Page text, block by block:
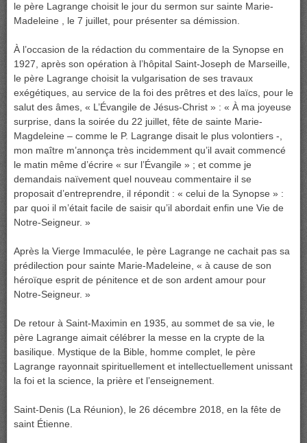
le père Lagrange choisit le jour du sermon sur sainte Marie-
Madeleine , le 7 juillet, pour présenter sa démission.
À l’occasion de la rédaction du commentaire de la Synopse en
1927, après son opération à l’hôpital Saint-Joseph de Marseille,
le père Lagrange choisit la vulgarisation de ses travaux
exégétiques, au service de la foi des prêtres et des laïcs, pour le
salut des âmes, « L’Évangile de Jésus-Christ » : « À ma joyeuse
surprise, dans la soirée du 22 juillet, fête de sainte Marie-
Magdeleine – comme le P. Lagrange disait le plus volontiers -,
mon maître m’annonça très incidemment qu’il avait commencé
le matin même d’écrire « sur l’Évangile » ; et comme je
demandais naïvement quel nouveau commentaire il se
proposait d’entreprendre, il répondit : « celui de la Synopse » :
par quoi il m’était facile de saisir qu’il abordait enfin une Vie de
Notre-Seigneur. »
Après la Vierge Immaculée, le père Lagrange ne cachait pas sa
prédilection pour sainte Marie-Madeleine, « à cause de son
héroïque esprit de pénitence et de son ardent amour pour
Notre-Seigneur. »
De retour à Saint-Maximin en 1935, au sommet de sa vie, le
père Lagrange aimait célébrer la messe en la crypte de la
basilique. Mystique de la Bible, homme complet, le père
Lagrange rayonnait spirituellement et intellectuellement unissant
la foi et la science, la prière et l’enseignement.
Saint-Denis (La Réunion), le 26 décembre 2018, en la fête de
saint Étienne.